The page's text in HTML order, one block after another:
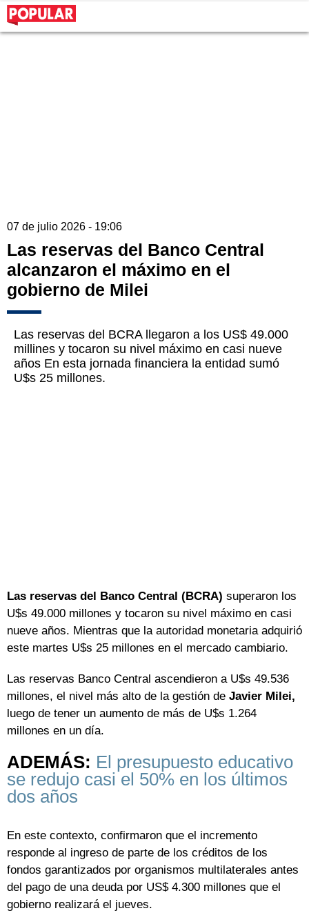
07 de julio 2026 - 19:06
Las reservas del Banco Central
alcanzaron el máximo en el
gobierno de Milei
Las reservas del BCRA llegaron a los US$ 49.000
millines y tocaron su nivel máximo en casi nueve
años En esta jornada financiera la entidad sumó
U$s 25 millones.
Las reservas del Banco Central (BCRA) superaron los
U$s 49.000 millones y tocaron su nivel máximo en casi
nueve años. Mientras que la autoridad monetaria adquirió
este martes U$s 25 millones en el mercado cambiario.
Las reservas Banco Central ascendieron a U$s 49.536
millones, el nivel más alto de la gestión de Javier Milei,
luego de tener un aumento de más de U$s 1.264
millones en un día.
ADEMÁS: El presupuesto educativo
se redujo casi el 50% en los últimos
dos años
En este contexto, confirmaron que el incremento
responde al ingreso de parte de los créditos de los
fondos garantizados por organismos multilaterales antes
del pago de una deuda por US$ 4.300 millones que el
gobierno realizará el jueves.